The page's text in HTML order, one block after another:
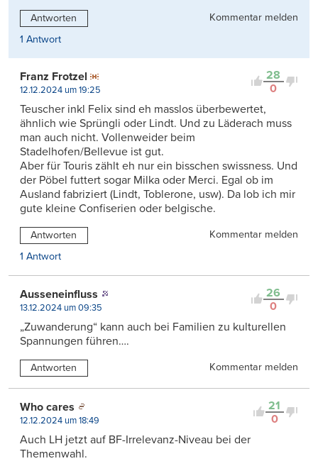
Antworten
Kommentar melden
1 Antwort
28
0
Franz Frotzel
12.12.2024 um 19:25
Teuscher inkl Felix sind eh masslos überbewertet,
ähnlich wie Sprüngli oder Lindt. Und zu Läderach muss
man auch nicht. Vollenweider beim
Stadelhofen/Bellevue ist gut.
Aber für Touris zählt eh nur ein bisschen swissness. Und
der Pöbel futtert sogar Milka oder Merci. Egal ob im
Ausland fabriziert (Lindt, Toblerone, usw). Da lob ich mir
gute kleine Confiserien oder belgische.
Antworten
Kommentar melden
1 Antwort
26
0
Ausseneinfluss
13.12.2024 um 09:35
„Zuwanderung“ kann auch bei Familien zu kulturellen
Spannungen führen….
Antworten Kommentar melden
21
0
Who cares
12.12.2024 um 18:49
Auch LH jetzt auf BF-Irrelevanz-Niveau bei der
Themenwahl.